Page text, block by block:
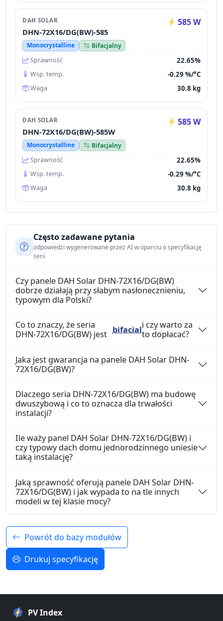
DAH SOLAR 585 W
DHN-72X16/DG(BW)-585
Monocrystalline
Bifacjalny
Sprawność
22.65%
Wsp. temp. -0.29 %/°C
Waga 30.8 kg
DAH SOLAR 585 W
DHN-72X16/DG(BW)-585W
Monocrystalline
Bifacjalny
Sprawność
22.65%
Wsp. temp. -0.29 %/°C
Waga 30.8 kg
Często zadawane pytania
odpowiedzi wygenerowane przez AI w oparciu o specyfikację
serii
Czy panele DAH Solar DHN-72X16/DG(BW)
dobrze działają przy słabym nasłonecznieniu,
typowym dla Polski?
Co to znaczy, że seria
DHN-72X16/DG(BW) jest bifaciali czy warto za
to dopłacać?
Jaka jest gwarancja na panele DAH Solar DHN-
72X16/DG(BW)?
Dlaczego seria DHN-72X16/DG(BW) ma budowę
dwuszybową i co to oznacza dla trwałości
instalacji?
Ile waży panel DAH Solar DHN-72X16/DG(BW) i
czy typowy dach domu jednorodzinnego uniesie
taką instalację?
Jaką sprawność oferują panele DAH Solar DHN-
72X16/DG(BW) i jak wypada to na tle innych
modeli w tej klasie mocy?
Powrót do bazy modułów
Drukuj specyfikację
PV Index